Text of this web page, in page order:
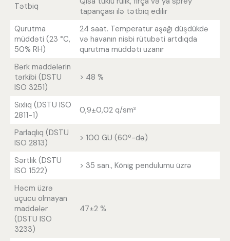
Tətbiq
tapançası ilə tətbiq edilir
Qurutma
müddəti (23 °C,
50% RH)
24 saat. Temperatur aşağı düşdükdə
və havanın nisbi rütubəti artdıqda
qurutma müddəti uzanır
Bərk maddələrin
tərkibi (DSTU
ISO 3251)
> 48 %
Sıxlıq (DSTU ISO
2811-1)
0,9±0,02 q/sm³
Parlaqlıq (DSTU
ISO 2813)
> 100 GU (60º-də)
Sərtlik (DSTU
ISO 1522)
> 35 san., König pendulumu üzrə
Həcm üzrə
uçucu olmayan
maddələr
(DSTU ISO
3233)
47±2 %